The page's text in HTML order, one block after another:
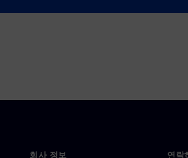
회사 정보 연락